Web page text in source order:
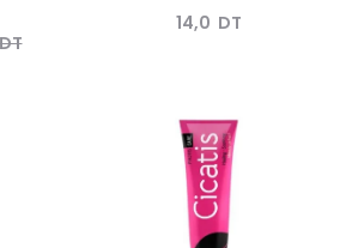
14,0 DT